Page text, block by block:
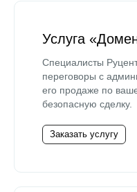
Услуга
Специалисты
переговоры с
его продаже по
безопасную сделку.
Заказать услугу